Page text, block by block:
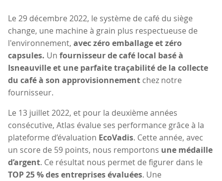
Le 29 décembre 2022, le système de café du siège
change, une machine à grain plus respectueuse de
l'environnement, avec zéro emballage et zéro
capsules. Un fournisseur de café local basé à
Isneauville et une parfaite traçabilité de la collecte
du café à son approvisionnement chez notre
fournisseur.
Le 13 juillet 2022, et pour la deuxième années
consécutive, Atlas évalue ses performance grâce à la
plateforme d’évaluation EcoVadis. Cette année, avec
un score de 59 points, nous remportons une médaille
d’argent. Ce résultat nous permet de figurer dans le
TOP 25 % des entreprises évaluées. Une